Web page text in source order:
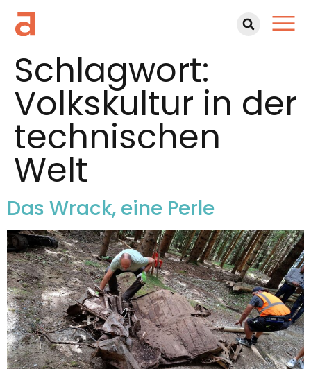
Schlagwort:
Volkskultur in der
technischen
Welt
Das Wrack, eine Perle